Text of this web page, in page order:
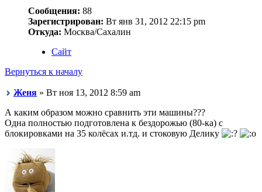
Сообщения: 88
Зарегистрирован: Вт янв 31, 2012 22:15 pm
Откуда: Москва/Сахалин
Сайт
Вернуться к началу
Женя » Вт ноя 13, 2012 8:59 am
А каким образом можно сравнить эти машины???
Одна полностью подготовлена к бездорожью (80-ка) с
блокировками на 35 колёсах и.тд. и стоковую Делику